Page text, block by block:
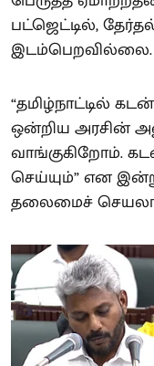
பட்ஜெட்டில்,
இடம்பெறவில்லை.
“தமிழ்நாட்டில்
ஒன்றிய அரசின்
வாங்குகிறோம்.
செய்யும்” என
தலைமைச்